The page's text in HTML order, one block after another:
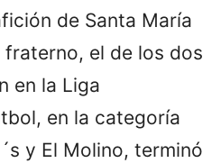
de Santa María
el de los dos
en la Liga
en la categoría
y El Molino, terminó